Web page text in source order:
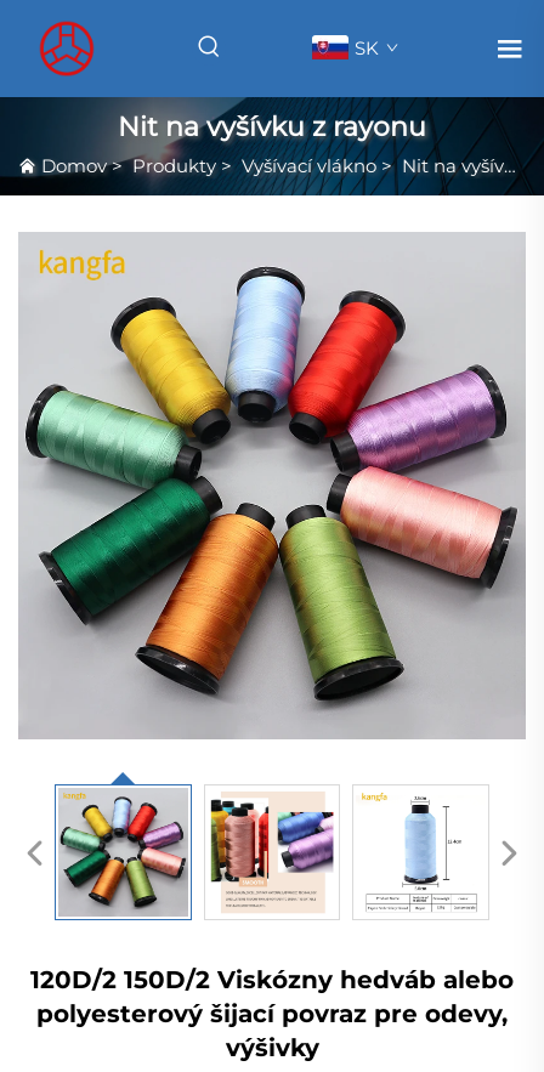
SK
Nit na vyšívku z rayonu
Domov>Produkty >Vyšívací vlákno> Nit na vyšívku z rayonu
120D/2 150D/2 Viskózny hedváb alebo
polyesterový šijací povraz pre odevy,
výšivky